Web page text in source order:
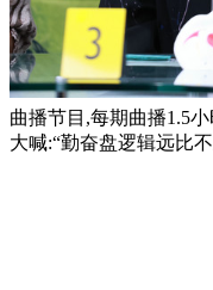
曲播节目,每期曲播1.5
大喊:“勤奋盘逻辑远比